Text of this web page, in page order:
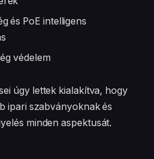
és PoE intelligens
védelem
úgy lettek kialakítva, hogy
ipari szabványoknak és
minden aspektusát.